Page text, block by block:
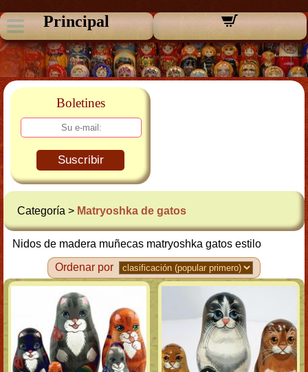
Principal
Boletines
Suscribir
Categoría > Matryoshka de gatos
Nidos de madera muñecas matryoshka gatos estilo
Ordenar por